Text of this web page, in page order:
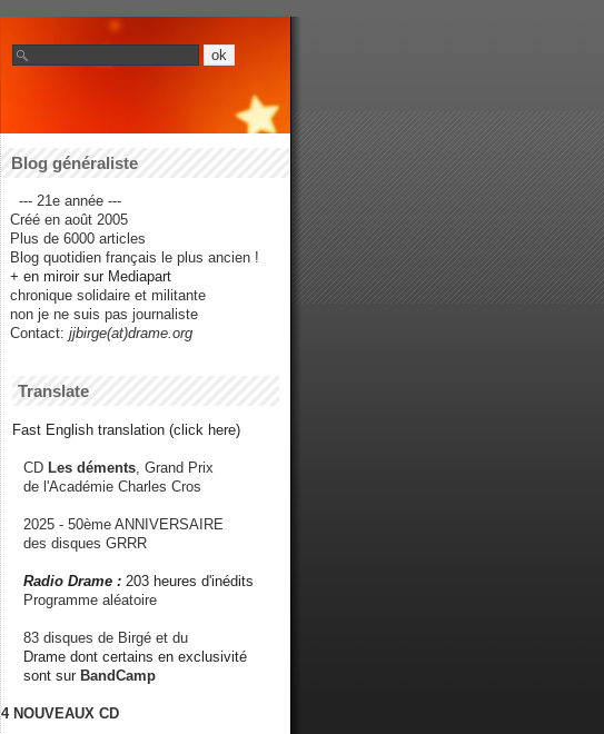
Blog généraliste
--- 21e année ---
Créé en août 2005
Plus de 6000 articles
Blog quotidien français le plus ancien !
+ en miroir sur Mediapart
chronique solidaire et militante
non je ne suis pas journaliste
Contact: jjbirge(at)drame.org
Translate
Fast English translation (click here)
CD Les déments , Grand Prix
de l'Académie Charles Cros
2025 - 50ème ANNIVERSAIRE
des disques GRRR
Radio Drame : 203 heures d'inédits
Programme aléatoire
83 disques de Birgé et du
Drame dont certains en exclusivité
sont sur BandCamp
4 NOUVEAUX CD